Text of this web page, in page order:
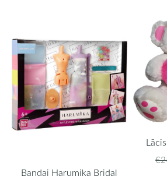
Bandai Harumika Bridal